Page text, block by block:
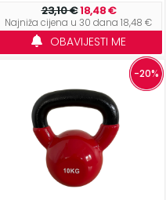
23,10 €18,48 €
Najniža cijena u 30 dana 18,48 €
OBAVIJESTI ME
-20%